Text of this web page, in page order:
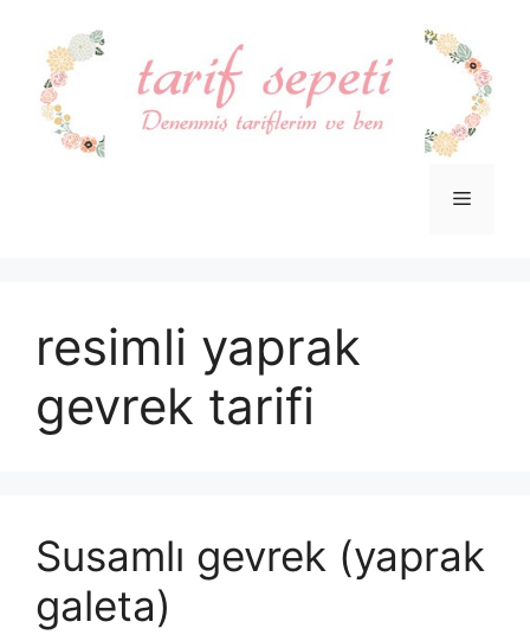
Menü
resimli yaprak
gevrek tarifi
Susamlı gevrek (yaprak
galeta)